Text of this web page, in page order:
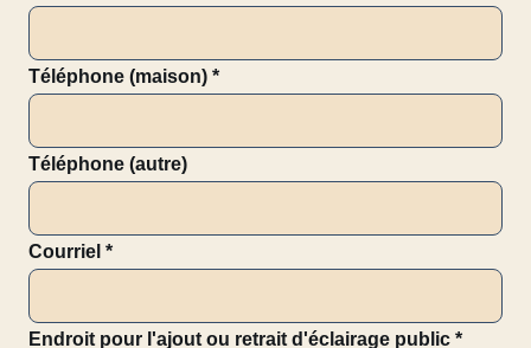
Téléphone (maison) *
Téléphone (autre)
Courriel *
Endroit pour l'ajout ou retrait d'éclairage public *